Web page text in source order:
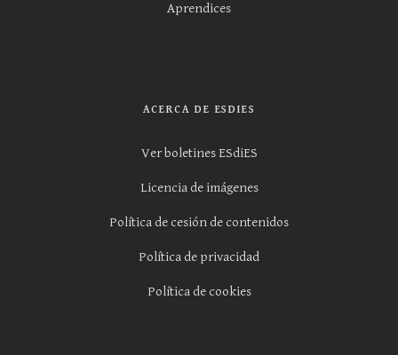
Aprendices
ACERCA DE ESDIES
Ver boletines ESdiES
Licencia de imágenes
Política de cesión de contenidos
Política de privacidad
Política de cookies